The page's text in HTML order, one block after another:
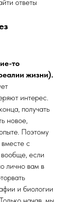
ответы
то
жизни).
интерес.
получать
новое,
Поэтому
с
если
лично вам в
и биологии